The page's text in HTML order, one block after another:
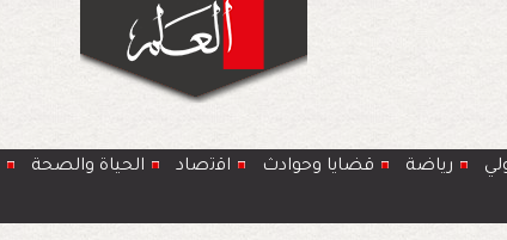
رياضة قضايا وحوادث اﻗﺗﺻﺎد الحياة والصحة